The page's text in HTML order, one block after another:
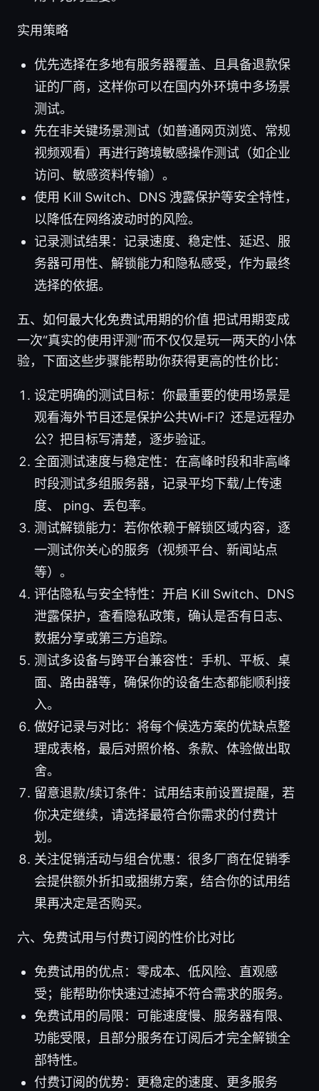
实用策略
优先选择在多地有服务器覆盖、且具备退款保
证的厂商，这样你可以在国内外环境中多场景
测试。
先在非关键场景测试（如普通网页浏览、常规
视频观看）再进行跨境敏感操作测试（如企业
访问、敏感资料传输）。
使用 Kill Switch、DNS 洩露保护等安全特性，
以降低在网络波动时的风险。
记录测试结果：记录速度、稳定性、延迟、服
务器可用性、解锁能力和隐私感受，作为最终
选择的依据。
五、如何最大化免费试用期的价值 把试用期变成
一次“真实的使用评测”而不仅仅是玩一两天的小体
验，下面这些步骤能帮助你获得更高的性价比：
设定明确的测试目标：你最重要的使用场景是
观看海外节目还是保护公共Wi‑Fi？还是远程办
公？把目标写清楚，逐步验证。
全面测试速度与稳定性：在高峰时段和非高峰
时段测试多组服务器，记录平均下载/上传速
度、 ping、丢包率。
测试解锁能力：若你依赖于解锁区域内容，逐
一测试你关心的服务（视频平台、新闻站点
等）。
评估隐私与安全特性：开启 Kill Switch、DNS
泄露保护，查看隐私政策，确认是否有日志、
数据分享或第三方追踪。
测试多设备与跨平台兼容性：手机、平板、桌
面、路由器等，确保你的设备生态都能顺利接
入。
做好记录与对比：将每个候选方案的优缺点整
理成表格，最后对照价格、条款、体验做出取
舍。
留意退款/续订条件：试用结束前设置提醒，若
你决定继续，请选择最符合你需求的付费计
划。
关注促销活动与组合优惠：很多厂商在促销季
会提供额外折扣或捆绑方案，结合你的试用结
果再决定是否购买。
六、免费试用与付费订阅的性价比对比
免费试用的优点：零成本、低风险、直观感
受；能帮助你快速过滤掉不符合需求的服务。
免费试用的局限：可能速度慢、服务器有限、
功能受限，且部分服务在订阅后才完全解锁全
部特性。
付费订阅的优势：更稳定的速度、更多服务